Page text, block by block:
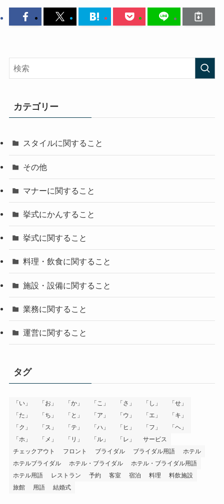
カテゴリー
スタイルに関すること
その他
マナーに関すること
挙式にかんすること
挙式に関すること
料理・飲食に関すること
施設・設備に関すること
業務に関すること
運営に関すること
タグ
「い」 「お」 「か」 「こ」 「さ」 「し」
「せ」
「た」
「ち」 「と」 「ア」 「ウ」 「エ」
「キ」
「ク」
「ス」 「テ」 「ハ」 「ヒ」 「フ」
「ヘ」
「ホ」
「メ」 「リ」 「ル」 「レ」
サービス
チェックアウト
フロント ブライダル ブライダル用語
ホテル
ホテルブライダル
ホテル・ブライダル
ホテル・ブライダル用語
ホテル用語
レストラン 予約 客室 宿泊 料理
料飲施設
旅館
用語 結婚式